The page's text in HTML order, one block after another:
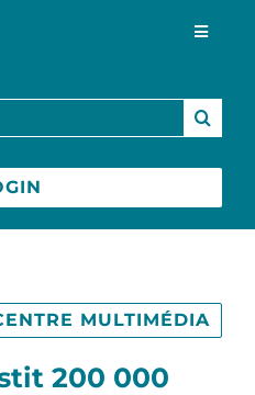
Toggle
200 000
MULTIMÉDIA